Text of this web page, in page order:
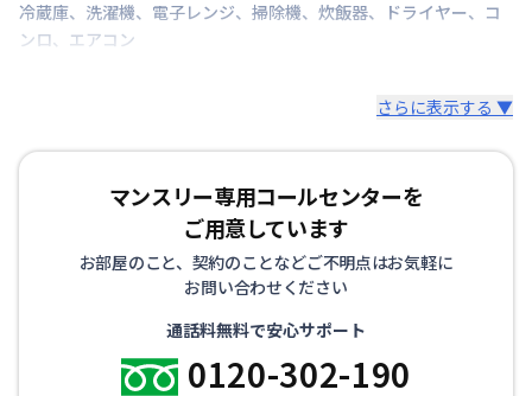
冷蔵庫、 洗濯機、 電子レンジ、 掃除機、 炊飯器、 ドライヤー、 コ
ンロ、 エアコン
さらに表示する ▼
マンスリー専用コールセンターを
ご用意しています
お部屋のこと、契約のことなどご不明点はお気軽に
お問い合わせください
通話料無料で安心サポート
0120-302-190